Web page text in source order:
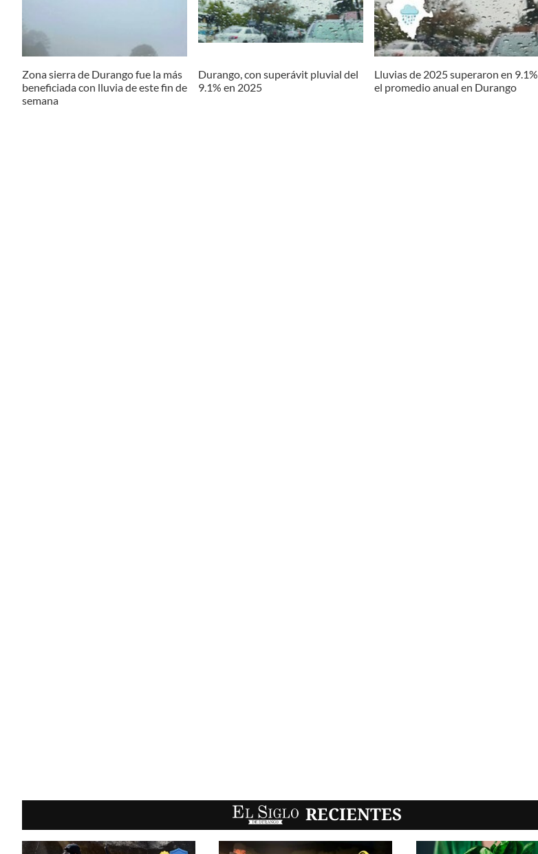
Zona sierra de Durango fue la más
beneficiada con lluvia de este fin de
semana
Durango, con superávit pluvial del
9.1% en 2025
Lluvias de 2025 superaron en 9.1%
el promedio anual en Durango
EL SIGLO RECIENTES